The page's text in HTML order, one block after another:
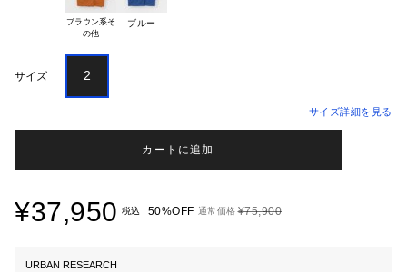
ブラウン系そ
ブルー
サイズ 2
サイズ詳細を見る
カートに追加
¥37,950 税込 50%OFF 通常価格 ¥75,900
URBAN RESEARCH